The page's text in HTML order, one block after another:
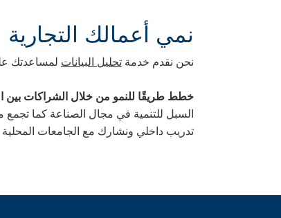
نمي أعمالك التجارية
نحن نقدم خدمة تحليل البيانات لمساعدتك
خطط طريقًا للنمو من خلال الشراكات بين
تدريب داخلي ونشارك مع الجامعات